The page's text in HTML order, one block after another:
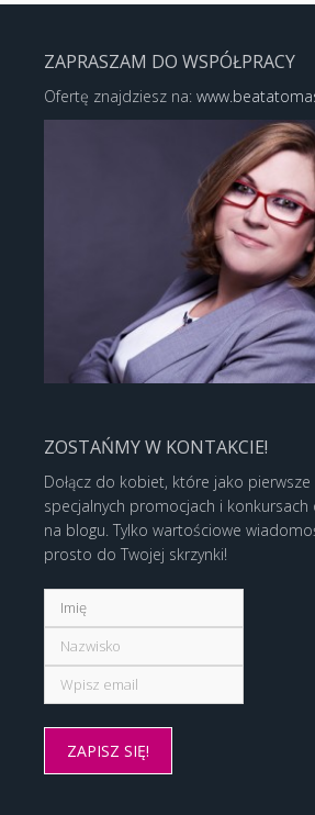
ZAPRASZAM DO WSPÓŁPRACY
Ofertę znajdziesz na:
ZOSTAŃMY W KONTAKCIE!
Dołącz do kobiet, które jako
specjalnych promocjach i konkursach
na blogu. Tylko wartościowe
prosto do Twojej skrzynki!